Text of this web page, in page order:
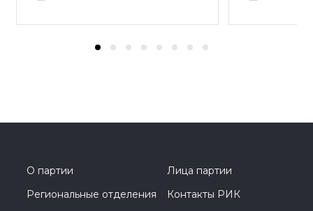
О партии
Лица партии
Региональные отделения
Контакты РИК